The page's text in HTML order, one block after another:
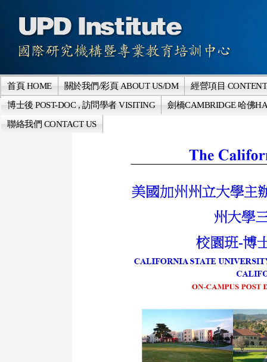
首頁 HOME 關於我們/彩頁 ABOUT US/DM
經營項目 CONTENT
博士後 POST-DOC , 訪問學者 VISITING
劍橋CAMBRIDGE 哈佛
聯絡我們 CONTACT US